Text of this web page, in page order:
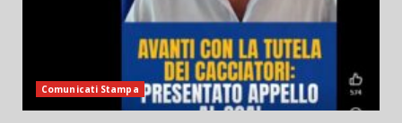
Comunicati Stampa